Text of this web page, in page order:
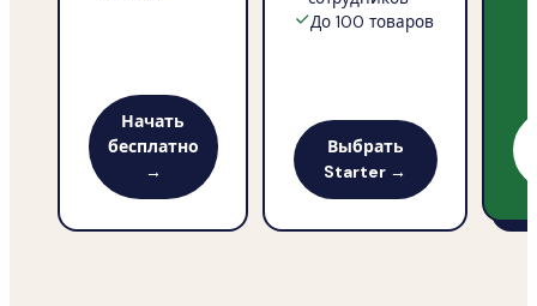
Начать
бесплатно
→
До 100 товаров
Выбрать
Starter →